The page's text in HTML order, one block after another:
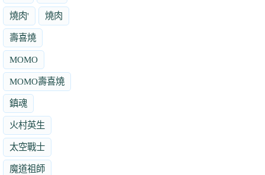
燒肉' 燒肉
壽喜燒
MOMO
MOMO壽喜燒
鎮魂
火村英生
太空戰士
魔道祖師